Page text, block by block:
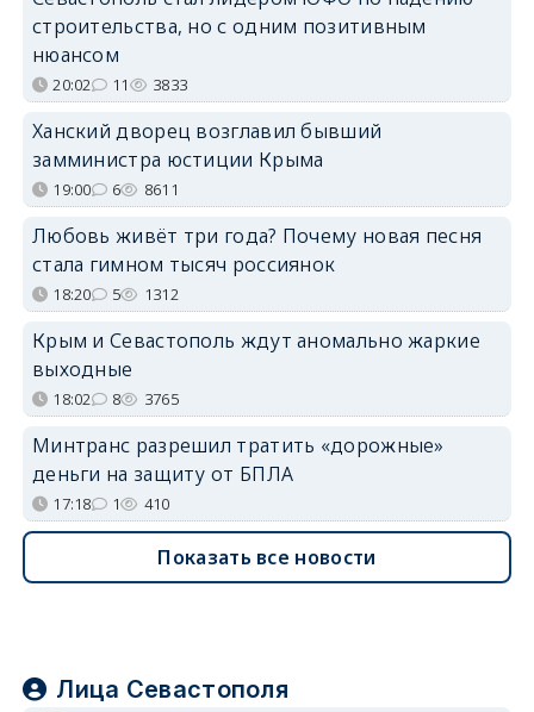
строительства, но с одним позитивным
нюансом
20:02 11 3833
Ханский дворец возглавил бывший
замминистра юстиции Крыма
19:00 6 8611
Любовь живёт три года? Почему новая песня
стала гимном тысяч россиянок
18:20 5 1312
Крым и Севастополь ждут аномально жаркие
выходные
18:02 8 3765
Минтранс разрешил тратить «дорожные»
деньги на защиту от БПЛА
17:18 1 410
Показать все новости
Лица Севастополя